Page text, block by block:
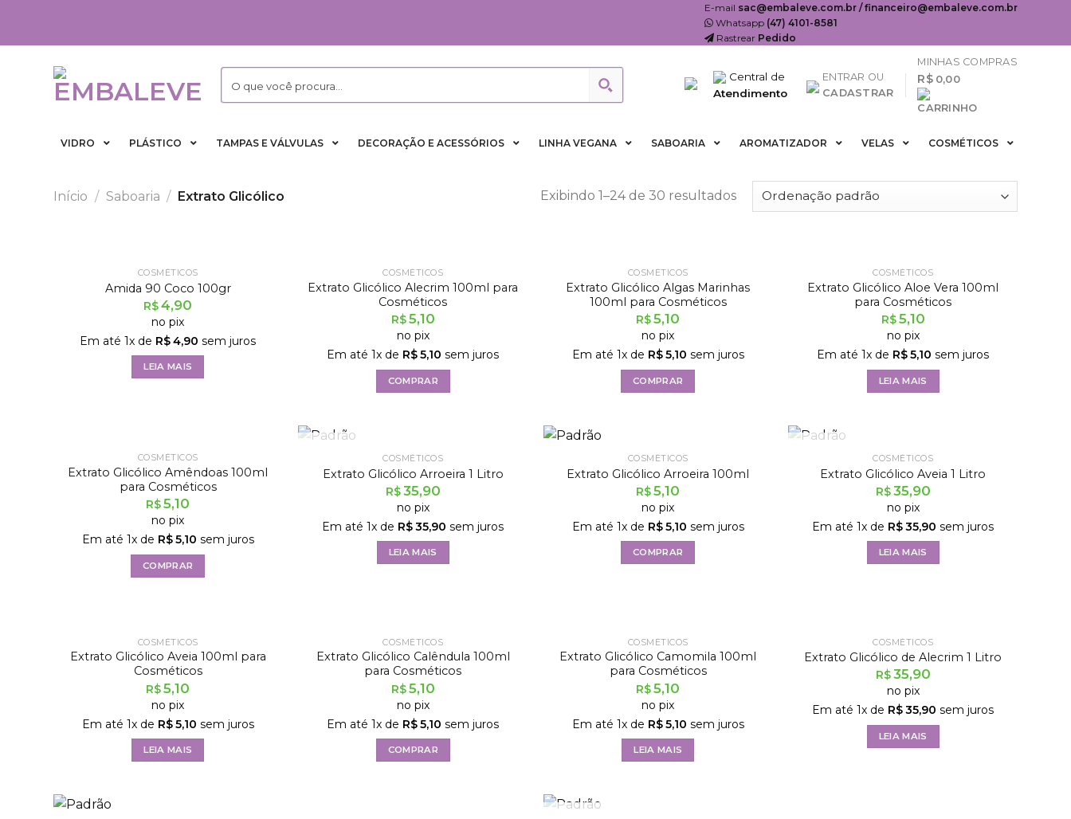
content
E-mail sac@embaleve.com.br / financeiro@embaleve.com.br
Whatsapp (47) 4101-8581
Rastrear Pedido
Central de
Atendimento
ENTRAR OU
CADASTRAR
MINHAS COMPRAS
R$ 0,00
VIDRO PLÁSTICO TAMPAS E VÁLVULAS DECORAÇÃO E ACESSÓRIOS LINHA VEGANA SABOARIA AROMATIZADOR VELAS COSMÉTICOS
Início / Saboaria / Extrato Glicólico Exibindo 1–24 de 30 resultados
FORA DE ESTOQUE
COSMÉTICOS
Amida 90 Coco 100gr
R$4,90
no pix
Em até1x de R$4,90 sem juros
LEIA MAIS
COSMÉTICOS
Extrato Glicólico Alecrim 100ml para
Cosméticos
R$5,10
no pix
Em até1x de R$5,10 sem juros
COMPRAR
COSMÉTICOS
Extrato Glicólico Algas Marinhas
100ml para Cosméticos
R$5,10
no pix
Em até 1x de R$5,10 sem juros
COMPRAR
FORA DE ESTOQUE
COSMÉTICOS
Extrato Glicólico Aloe Vera 100ml
para Cosméticos
R$5,10
no pix
Em até1x de R$5,10 sem juros
LEIA MAIS
COSMÉTICOS
Extrato Glicólico Amêndoas 100ml
para Cosméticos
R$5,10
no pix
Em até 1x de R$5,10 sem juros
COMPRAR
FORA DE ESTOQUE
COSMÉTICOS
Extrato Glicólico Arroeira 1 Litro
R$35,90
no pix
Em até1x de R$35,90 sem juros
LEIA MAIS
COSMÉTICOS
Extrato Glicólico Arroeira 100ml
R$5,10
no pix
Em até 1x de R$5,10 sem juros
COMPRAR
FORA DE ESTOQUE
COSMÉTICOS
Extrato Glicólico Aveia 1 Litro
R$35,90
no pix
Em até1x de R$35,90 sem juros
LEIA MAIS
FORA DE ESTOQUE
COSMÉTICOS
Extrato Glicólico Aveia 100ml para
Cosméticos
R$5,10
no pix
Em até 1x de R$5,10 sem juros
LEIA MAIS
COSMÉTICOS
Extrato Glicólico Calêndula 100ml
para Cosméticos
R$5,10
no pix
Em até1x de R$5,10 sem juros
COMPRAR
FORA DE ESTOQUE
COSMÉTICOS
Extrato Glicólico Camomila 100ml
para Cosméticos
R$5,10
no pix
Em até 1x de R$5,10 sem juros
LEIA MAIS
FORA DE ESTOQUE
COSMÉTICOS
Extrato Glicólico de Alecrim 1 Litro
R$35,90
no pix
Em até1x de R$35,90 sem juros
LEIA MAIS